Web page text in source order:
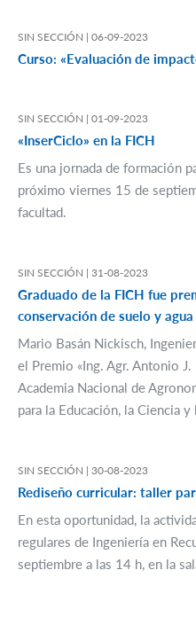
SIN SECCIÓN | 06-09-2023
Curso: «Evaluación de
SIN SECCIÓN | 01-09-2023
«InserCiclo» en la FICH
Es una jornada de formación
próximo viernes 15 de
facultad.
SIN SECCIÓN | 31-08-2023
Graduado de la FICH fue
conservación de suelo y agua
Mario Basán Nickisch,
el Premio «Ing. Agr. Antonio
Academia Nacional de
para la Educación, la Ciencia y
SIN SECCIÓN | 30-08-2023
Rediseño curricular: taller
En esta oportunidad, la
regulares de Ingeniería en
septiembre a las 14 h, en la